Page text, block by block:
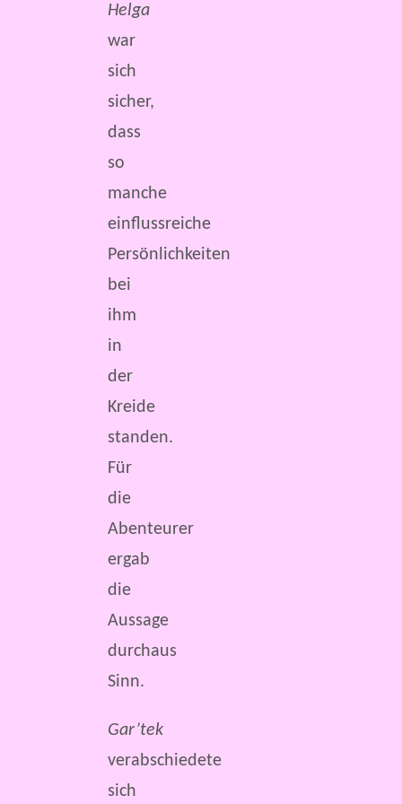
Helga
war
sich
sicher,
dass
so
manche
einflussreiche
Persönlichkeiten
bei
ihm
in
der
Kreide
standen.
Für
die
Abenteurer
ergab
die
Aussage
durchaus
Sinn.
Gar’tek
verabschiedete
sich